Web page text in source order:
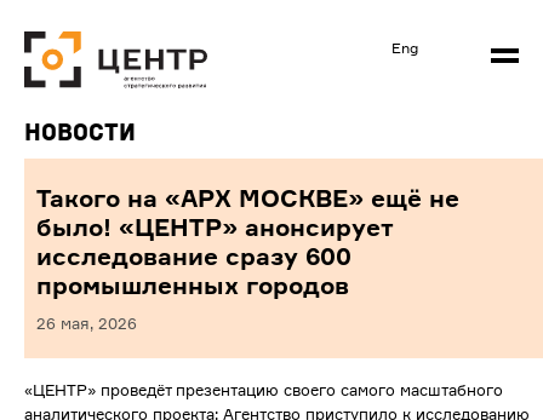
Eng
Новости
Такого на «АРХ МОСКВЕ» ещё не
было! «ЦЕНТР» анонсирует
исследование сразу 600
промышленных городов
26 мая, 2026
«ЦЕНТР» проведёт презентацию своего самого масштабного
аналитического проекта: Агентство приступило к исследованию